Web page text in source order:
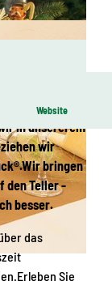
Website
in unsererem
wir
bringen
den Teller -
besser.
das
Sie